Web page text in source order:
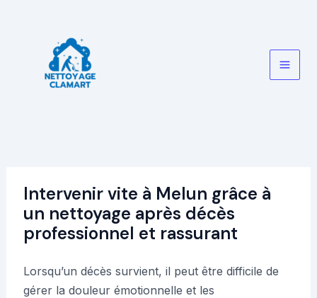
Main
Intervenir vite à Melun grâce à
un nettoyage après décès
professionnel et rassurant
Lorsqu’un décès survient, il peut être difficile de
gérer la douleur émotionnelle et les